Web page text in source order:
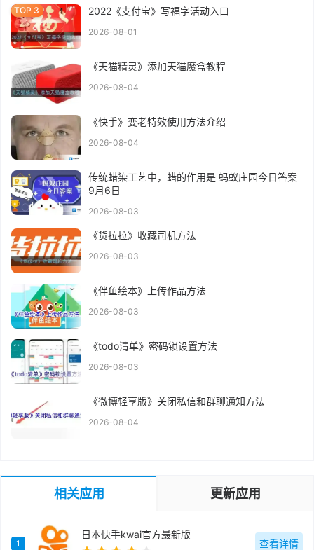
2022《支付宝》写福字活动入口
2026-08-01
《天猫精灵》添加天猫魔盒教程
2026-08-04
《快手》变老特效使用方法介绍
2026-08-04
传统蜡染工艺中，蜡的作用是 蚂蚁庄园今日答案
9月6日
2026-08-03
《货拉拉》收藏司机方法
2026-08-03
《伴鱼绘本》上传作品方法
2026-08-03
《todo清单》密码锁设置方法
2026-08-03
《微博轻享版》关闭私信和群聊通知方法
2026-08-04
相关应用 更新应用
1
日本快手kwai官方最新版
查看详情